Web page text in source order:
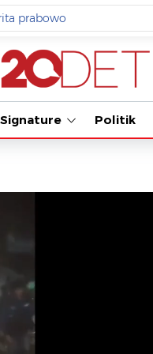
ramai dicari
hari ini
yang dicari
Signature Politik